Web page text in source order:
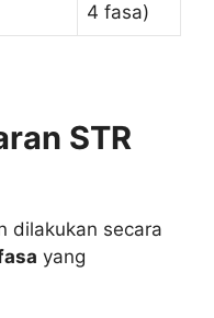
4 fasa)
STR
dilakukan secara
yang